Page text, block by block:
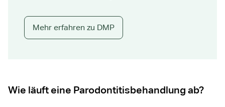
Mehr erfahren zu DMP
Wie läuft eine Parodontitisbehandlung ab?